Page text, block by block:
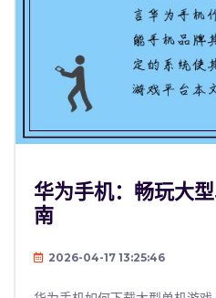
华为手机：畅玩大
南
2026-04-17 13:25:46